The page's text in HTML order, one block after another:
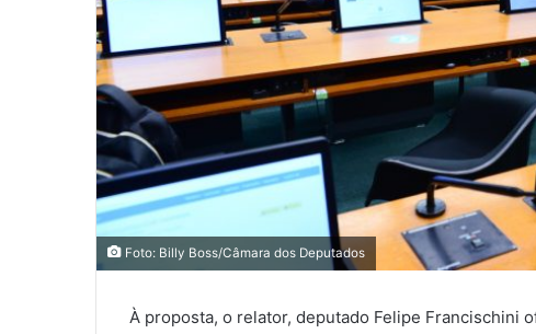
Foto: Billy Boss/Câmara dos Deputados
À proposta, o relator, deputado Felipe Francischini